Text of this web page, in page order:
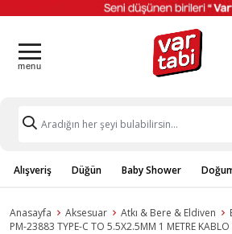
Alışveriş Düğün Baby Shower
Anasayfa Aksesuar Atkı & Bere & Eldiven
PM-23883 TYPE-C TO 5.5X2.5MM 1 METRE KABLO